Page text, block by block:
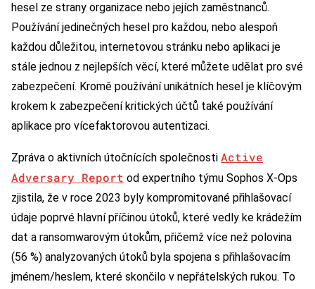
hesel ze strany organizace nebo jejích zaměstnanců.
Používání jedinečných hesel pro každou, nebo alespoň
každou důležitou, internetovou stránku nebo aplikaci je
stále jednou z nejlepších věcí, které můžete udělat pro své
zabezpečení. Kromě používání unikátních hesel je klíčovým
krokem k zabezpečení kritických účtů také používání
aplikace pro vícefaktorovou autentizaci.
Zpráva o aktivních útočnících společnosti Active
Adversary Report od expertního týmu Sophos X-Ops
zjistila, že v roce 2023 byly kompromitované přihlašovací
údaje poprvé hlavní příčinou útoků, které vedly ke krádežím
dat a ransomwarovým útokům, přičemž více než polovina
(56 %) analyzovaných útoků byla spojena s přihlašovacím
jménem/heslem, které skončilo v nepřátelských rukou. To